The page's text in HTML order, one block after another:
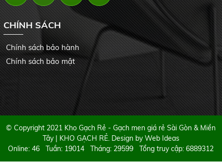
CHÍNH SÁCH
Chính sách bảo hành
Chính sách bảo mật
© Copyright 2021 Kho Gạch Rẻ - Gạch men giá rẻ Sài Gòn & Miền
Tây | KHO GẠCH RẺ. Design byWeb Ideas
Online: 46 Tuần: 19014 Tháng: 29599 Tổng truy cập: 6889312